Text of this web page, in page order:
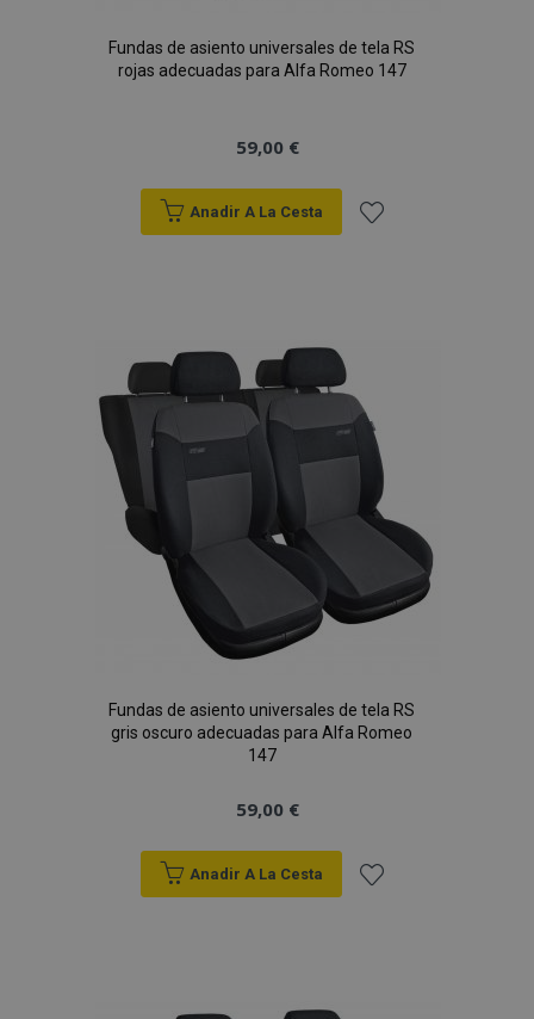
Fundas de asiento universales de tela RS
rojas adecuadas para Alfa Romeo 147
59,00 €
Anadir A La Cesta
de
Deseos
Fundas de asiento universales de tela RS
gris oscuro adecuadas para Alfa Romeo
147
59,00 €
Anadir A La Cesta